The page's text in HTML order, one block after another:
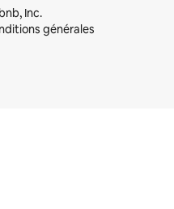
Inc.
générales